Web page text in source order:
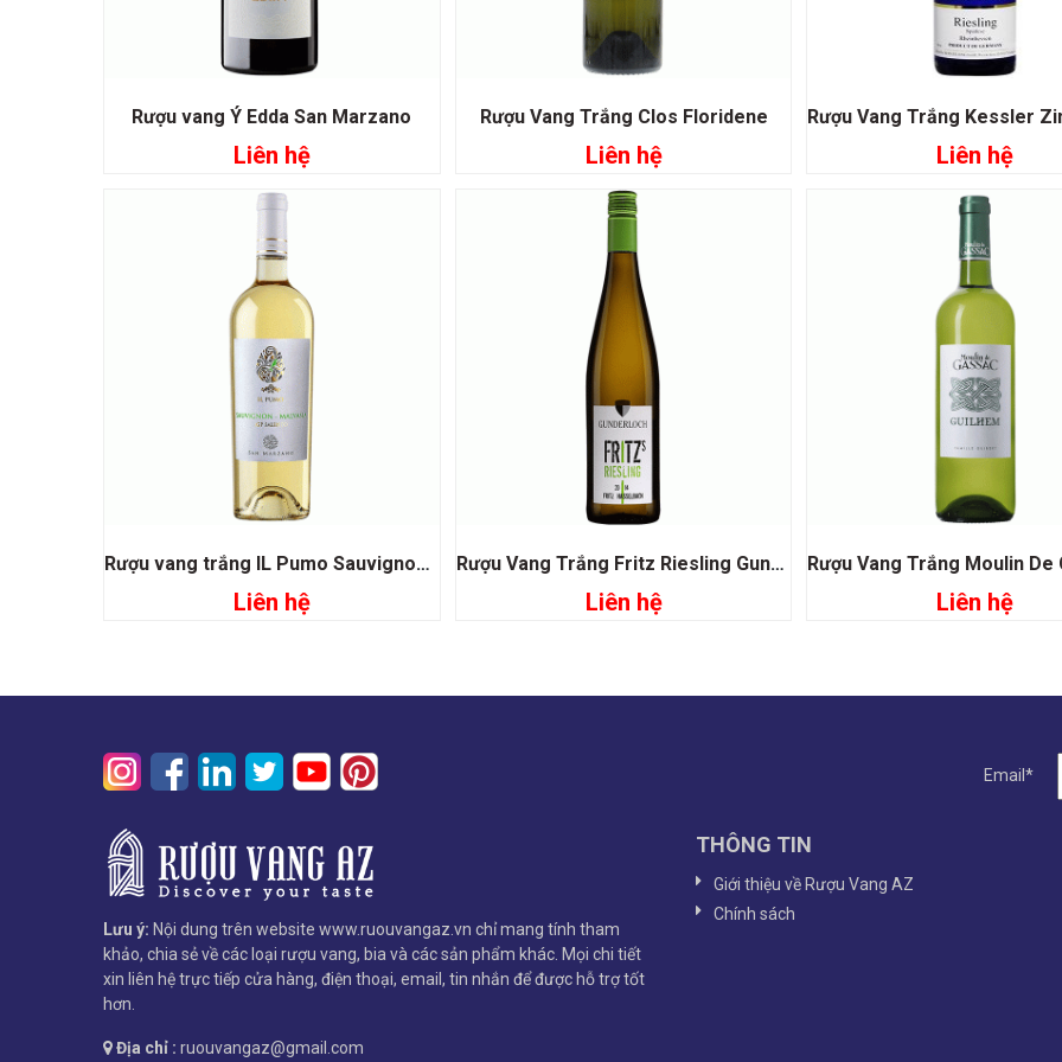
Đọc tiếp
Rượu vang Ý Edda San Marzano
Liên hệ
Đọc tiếp
Rượu Vang Trắng Clos Floridene
Liên hệ
Đọc tiếp
Liên hệ
Đọc tiếp
Rượu vang trắng IL Pumo Sauvignon Malvasia
Liên hệ
Đọc tiếp
Rượu Vang Trắng Fritz Riesling Gunderloch
Liên hệ
Đọc tiếp
Liên hệ
Lưu ý: Nội dung trên website www.ruouvangaz.vn chỉ mang tính tham
khảo, chia sẻ về các loại rượu vang, bia và các sản phẩm khác. Mọi chi tiết
xin liên hệ trực tiếp cửa hàng, điện thoại, email, tin nhắn để được hỗ trợ tốt
hơn.
Địa chỉ : ruouvangaz@gmail.com
Email*
THÔNG TIN
Giới thiệu về Rượu Vang AZ
Chính sách